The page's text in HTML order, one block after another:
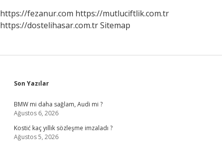
https://fezanur.com https://mutluciftlik.com.tr
https://dostelihasar.com.trSitemap
Sidebar
Son Yazılar
BMW mi daha sağlam, Audi mi ?
Ağustos 6, 2026
Kostić kaç yıllık sözleşme imzaladı ?
Ağustos 5, 2026